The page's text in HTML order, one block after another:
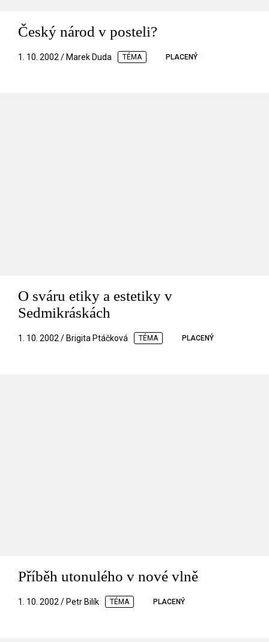
Český národ v posteli?
1. 10. 2002 / Marek Duda TÉMA PLACENÝ
O sváru etiky a estetiky v
Sedmikráskách
1. 10. 2002 / Brigita Ptáčková TÉMA PLACENÝ
Příběh utonulého v nové vlně
1. 10. 2002 / Petr Bilík TÉMA PLACENÝ